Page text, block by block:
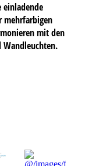
einladende
mehrfarbigen
mit den
Wandleuchten.